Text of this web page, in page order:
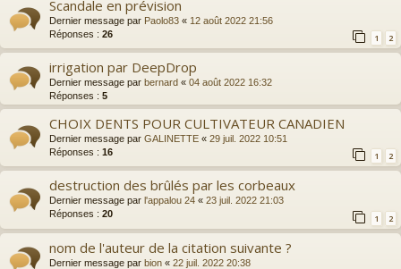
Scandale en prévision
Dernier message par Paolo83 « 12 août 2022 21:56
Réponses : 26 1 2
irrigation par DeepDrop
Dernier message par bernard « 04 août 2022 16:32
Réponses : 5
CHOIX DENTS POUR CULTIVATEUR CANADIEN
Dernier message par GALINETTE « 29 juil. 2022 10:51
Réponses : 16 1 2
destruction des brûlés par les corbeaux
Dernier message par l'appalou 24 « 23 juil. 2022 21:03
Réponses : 20 1 2
nom de l'auteur de la citation suivante ?
Dernier message par bion « 22 juil. 2022 20:38